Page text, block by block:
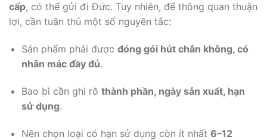
cấp, có thể gửi đi Đức. Tuy nhiên, để thông quan thuận
lợi, cần tuân thủ một số nguyên tắc:
Sản phẩm phải được đóng gói hút chân không, có
nhãn mác đầy đủ.
Bao bì cần ghi rõ thành phần, ngày sản xuất, hạn
sử dụng.
Nên chọn loại có hạn sử dụng còn ít nhất 6–12